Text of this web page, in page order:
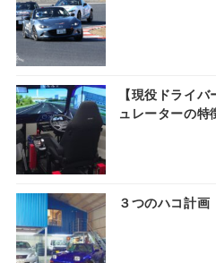
【現役ドライ
ュレーターの特
３つのハコ計画